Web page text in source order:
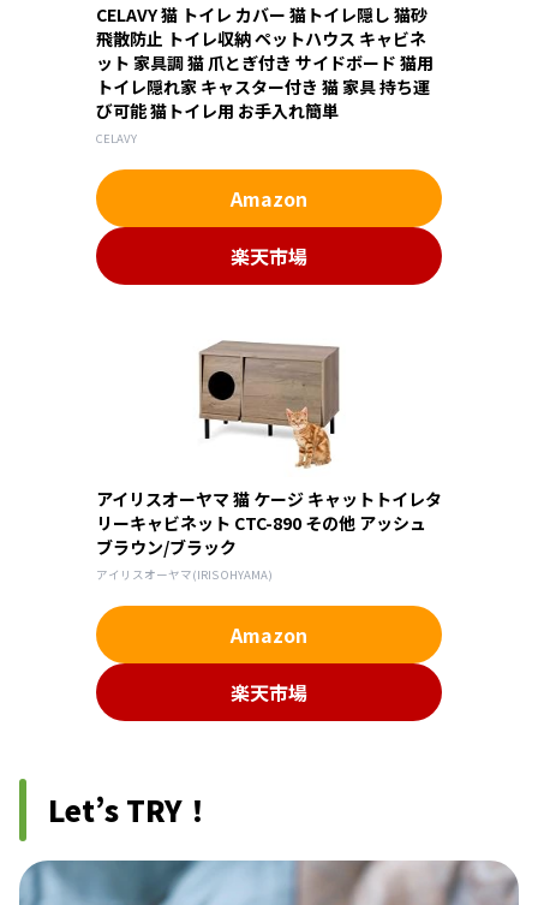
CELAVY 猫 トイレ カバー 猫トイレ隠し 猫砂
飛散防止 トイレ収納 ペットハウス キャビネ
ット 家具調 猫 爪とぎ付き サイドボード 猫用
トイレ隠れ家 キャスター付き 猫 家具 持ち運
び可能 猫トイレ用 お手入れ簡単
CELAVY
Amazon
楽天市場
アイリスオーヤマ 猫 ケージ キャットトイレタ
リーキャビネット CTC-890 その他 アッシュ
ブラウン/ブラック
アイリスオーヤマ(IRIS OHYAMA)
Amazon
楽天市場
Let’s TRY！